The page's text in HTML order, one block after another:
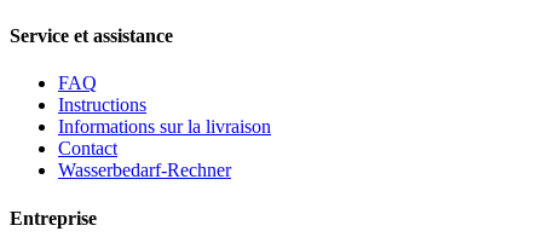
Service et assistance
FAQ
Instructions
Informations sur la livraison
Contact
Wasserbedarf-Rechner
Entreprise